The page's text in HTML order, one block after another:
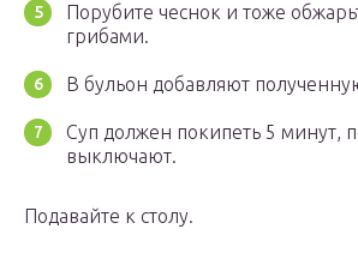
Порубите чеснок и тоже
грибами.
В бульон добавляют
Суп должен покипеть 5 минут,
выключают.
Подавайте к столу.